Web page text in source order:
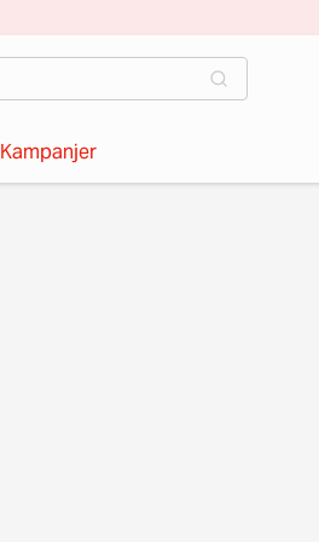
Kampanjer